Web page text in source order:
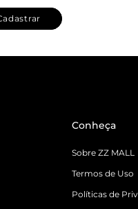
Conheça
Sobre ZZ MALL
Termos de Uso
Políticas de